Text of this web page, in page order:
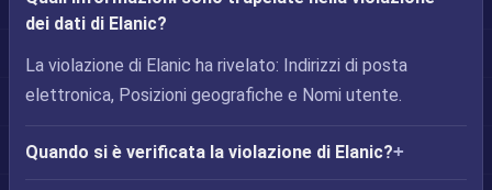
dei dati di Elanic?
La violazione di Elanic ha rivelato: Indirizzi di posta
elettronica, Posizioni geografiche e Nomi utente.
Quando si è verificata la violazione di Elanic?